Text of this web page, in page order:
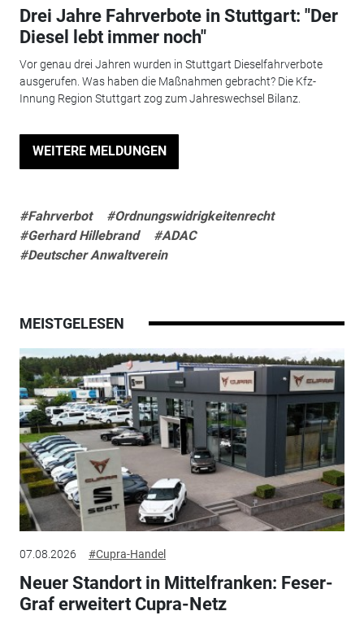
Drei Jahre Fahrverbote in Stuttgart: "Der
Diesel lebt immer noch"
Vor genau drei Jahren wurden in Stuttgart Dieselfahrverbote
ausgerufen. Was haben die Maßnahmen gebracht? Die Kfz-
Innung Region Stuttgart zog zum Jahreswechsel Bilanz.
WEITERE MELDUNGEN
#Fahrverbot
#Ordnungswidrigkeitenrecht
#Gerhard Hillebrand
#ADAC
#Deutscher Anwaltverein
MEISTGELESEN
07.08.2026 #Cupra-Handel
Neuer Standort in Mittelfranken: Feser-
Graf erweitert Cupra-Netz